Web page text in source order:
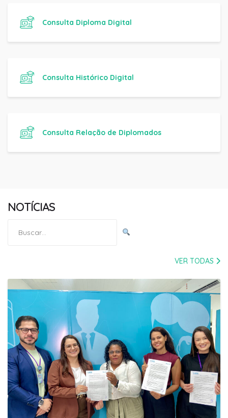
Consulta Diploma Digital
Consulta Histórico Digital
Consulta Relação de Diplomados
NOTÍCIAS
por:
VER TODAS